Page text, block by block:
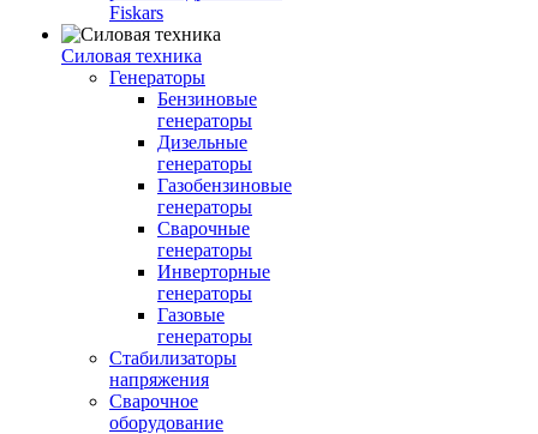
Fiskars
Силовая техника
Генераторы
Бензиновые
генераторы
Дизельные
генераторы
Газобензиновые
генераторы
Сварочные
генераторы
Инверторные
генераторы
Газовые
генераторы
Стабилизаторы
напряжения
Cварочное
оборудование